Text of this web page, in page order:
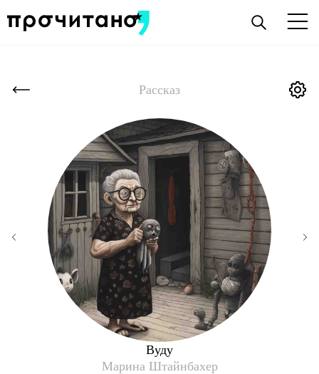
Рассказ
Вуду
Марина Штайнбахер